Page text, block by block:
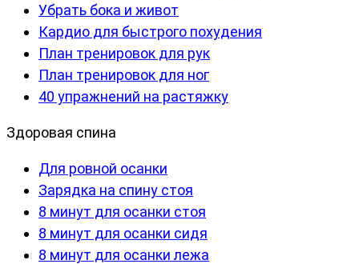
Убрать бока и живот
Кардио для быстрого похудения
План тренировок для рук
План тренировок для ног
40 упражнений на растяжку
Здоровая спина
Для ровной осанки
Зарядка на спину стоя
8 минут для осанки стоя
8 минут для осанки сидя
8 минут для осанки лежа